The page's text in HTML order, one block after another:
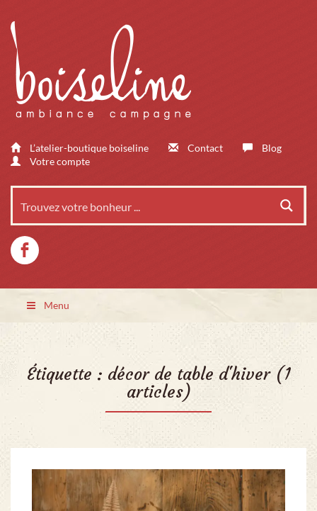
L’atelier-boutique boiseline Contact
Blog
Votre compte
Menu
Étiquette : décor de table d'hiver(1
articles)